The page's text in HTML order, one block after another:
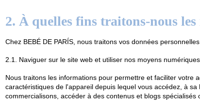
2. À quelles fins traitons-nous
Chez BEBÉ DE PARÍS, nous traitons vos données
2.1. Naviguer sur le site web et utiliser nos moyens numériques
Nous traitons les informations pour permettre et faciliter votre
caractéristiques de l'appareil depuis lequel vous accédez, à
commercialisons, accéder à des contenus et blogs